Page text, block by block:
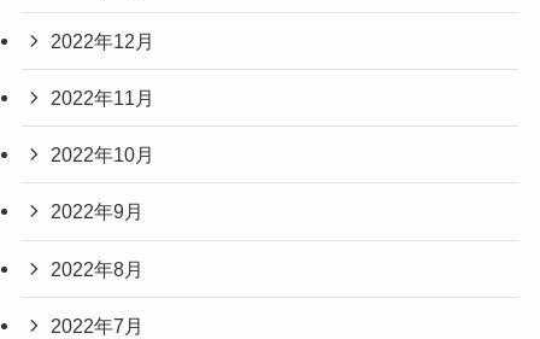
2022年12月
2022年11月
2022年10月
2022年9月
2022年8月
2022年7月